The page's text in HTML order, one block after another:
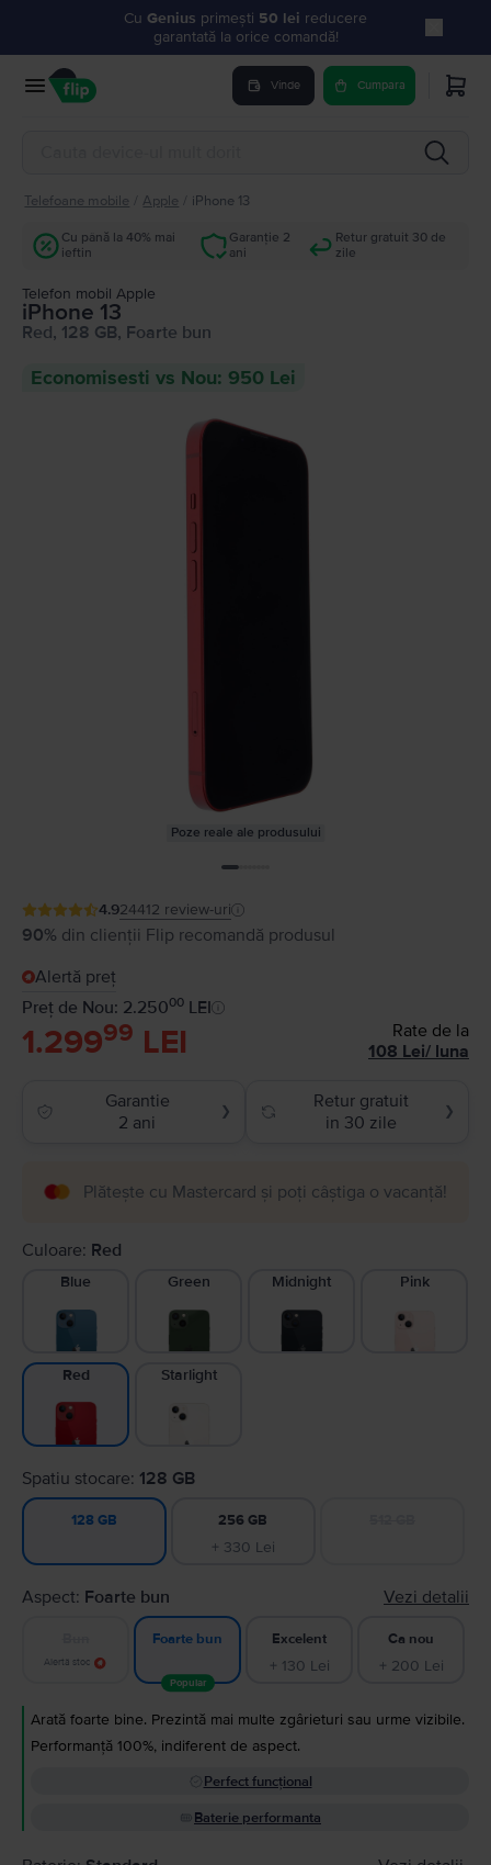
Cu Genius primești 50 lei reducere
garantată la orice comandă!
Vinde Cumpara
Telefoane mobile Apple iPhone 13
Cu până la 40% mai
ieftin
Garanție 2
ani
Retur gratuit 30 de
zile
Telefon mobil Apple
iPhone 13
Red, 128 GB, Foarte bun
Economisesti vs Nou: 950 Lei
Poze reale ale produsului
4.924412 review-uri
90% din clienții Flip recomandă produsul
Alertă preț
Preț de Nou: 2.25000 LEI
1.29999 LEI
Rate de la
108 Lei/ luna
Garantie
2 ani
❯
Retur gratuit
in 30 zile
❯
Plătește cu Mastercard și poți câștiga o vacanță!
Culoare: Red
Blue Green Midnight Pink
Red Starlight
Spatiu stocare: 128 GB
128 GB 256 GB
+ 330 Lei
Aspect: Foarte bun Vezi detalii
Alertă stoc
Foarte bun
Popular
Excelent
+ 130 Lei
Ca nou
+ 200 Lei
Arată foarte bine. Prezintă mai multe zgârieturi sau urme vizibile.
Performanță 100%, indiferent de aspect.
Perfect funcțional
Baterie performanta